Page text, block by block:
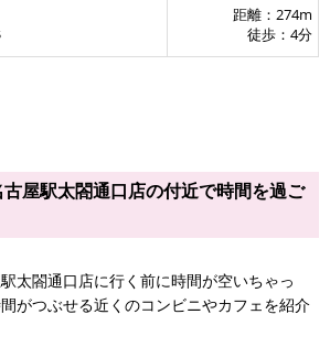
距離：274m
徒歩：4分
屋駅太閤通口店の付近で時間を過ご
太閤通口店に行く前に時間が空いちゃっ
がつぶせる近くのコンビニやカフェを紹介